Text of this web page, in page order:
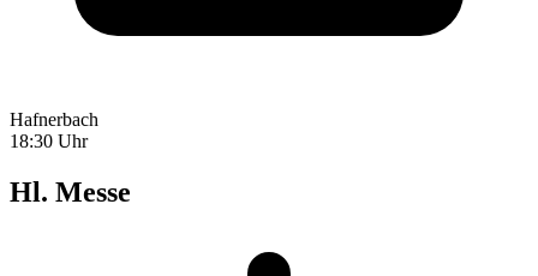
Hafnerbach
18:30 Uhr
Hl. Messe